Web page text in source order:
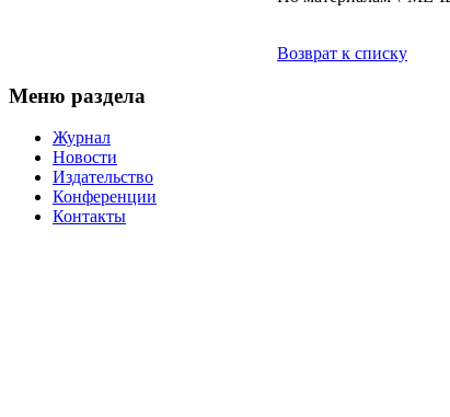
Возврат к списку
Меню раздела
Журнал
Новости
Издательство
Конференции
Контакты